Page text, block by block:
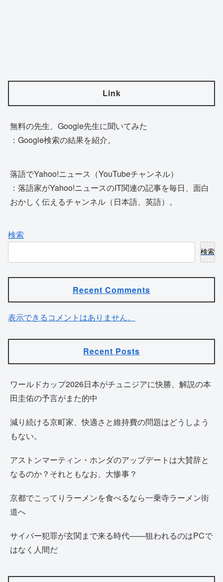
Link
無料の先生、Google先生に聞いてみた
：Google検索の結果を紹介。
落語でYahoo!ニュース（YouTubeチャンネル）
：落語家がYahoo!ニュースのIT関連の記事を毎日、面白
おかしく伝えるチャンネル（日本語、英語）。
検索
検索
Recent Comments
表示できるコメントはありません。
Recent Posts
ワールドカップ2026日本がチュニジアに快勝、解説の本
田圭佑の予言がまた的中
減り続ける京町家、快適さと維持費の問題はどうしよう
もない。
アストンマーティン・ホンダのアップデートは大賛辞と
なるのか？それともなお、大惨事？
京都でこってりラーメンを食べるなら一乗寺ラーメン街
道へ
サイバー犯罪が玄関まで来る時代——狙われるのはPCで
はなく人間だ